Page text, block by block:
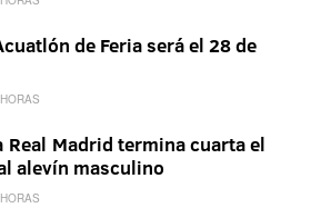
de Feria será el 28 de
Real Madrid termina cuarta el
alevín masculino